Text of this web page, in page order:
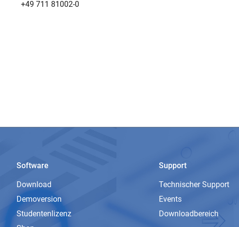
+49 711 81002-0
Software
Download
Demoversion
Studentenlizenz
Support
Technischer Support
Events
Downloadbereich